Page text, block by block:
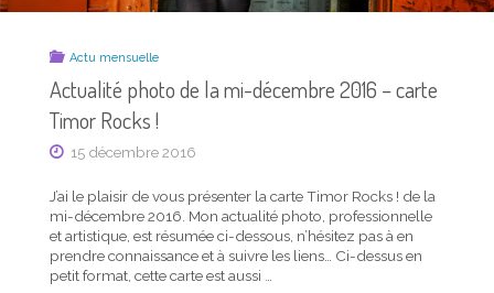
Actu mensuelle
Actualité photo de la mi-décembre 2016 – carte
Timor Rocks !
15 décembre 2016
J’ai le plaisir de vous présenter la carte Timor Rocks ! de la
mi-décembre 2016. Mon actualité photo, professionnelle
et artistique, est résumée ci-dessous, n’hésitez pas à en
prendre connaissance et à suivre les liens… Ci-dessus en
petit format, cette carte est aussi …